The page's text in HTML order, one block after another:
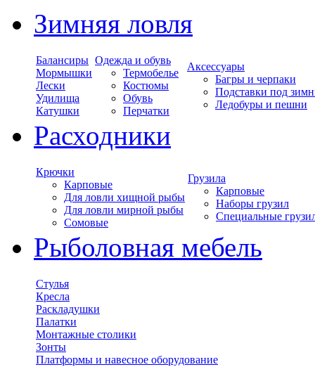
Зимняя ловля
Балансиры
Мормышки
Лески
Удилища
Катушки
Одежда и обувь
Термобелье
Костюмы
Обувь
Перчатки
Аксессуары
Багры и черпаки
Подставки под
Ледобуры и пешни
Расходники
Крючки
Карповые
Для ловли хищной рыбы
Для ловли мирной рыбы
Сомовые
Грузила
Карповые
Наборы грузил
Специальные
Рыболовная мебель
Стулья
Кресла
Раскладушки
Палатки
Монтажные столики
Зонты
Платформы и навесное оборудование